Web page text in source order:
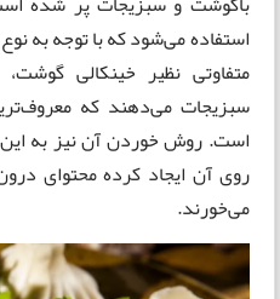
استفاده می‌شود که با توجه به
متفاوتی نظیر خینکالی
سبزیجات می‌دهند که
است. روش خوردن آن نیز به
روی آن ایجاد کرده محتوای
می‌خورند.